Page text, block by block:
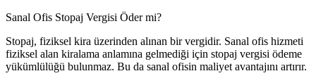
Sanal Ofis Stopaj Vergisi Öder mi?
Stopaj, fiziksel kira üzerinden alınan bir vergidir. Sanal ofis hizmeti
fiziksel alan kiralama anlamına gelmediği için stopaj vergisi ödeme
yükümlülüğü bulunmaz. Bu da sanal ofisin maliyet avantajını artırır.